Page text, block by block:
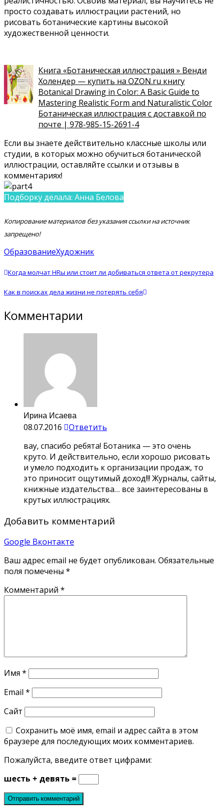
просто создавать иллюстрации растений, но
рисовать ботанические картины высокой
художественной ценности.
Книга «Ботаническая иллюстрация » Венди
Холендер — купить на OZON.ru книгу
Botanical Drawing in Color: A Basic Guide to
Mastering Realistic Form and Naturalistic Color
Ботаническая иллюстрация с доставкой по
почте | 978-985-15-2691-4
Если вы знаете действительно классные школы или
студии, в которых можно обучиться ботанической
иллюстрации, оставляйте ссылки и отзывы в
комментариях!
Подборку делала: Анна Белова
Копирование материалов без указания ссылки на источник
запрещено!
ОбразованиеХудожник
Когда молчат HRы или стоит ли добиваться ответа от рекрутера
Как в поисках дела жизни не потерять себя
Комментарии
Ирина Исаева
08.07.2016
Ответить
вау, спасибо ребята! Ботаника — это очень
круто. И действительно, если хорошо рисовать
и умело подходить к организации продаж, то
это приносит ощутимый доход!!! Журналы, сайты,
книжные издательства… все заинтересованы в
крутых иллюстрациях.
Добавить комментарий
Google Вконтакте
Ваш адрес email не будет опубликован. Обязательные
поля помечены *
Комментарий *
Имя *
Email *
Сайт
Сохранить моё имя, email и адрес сайта в этом
браузере для последующих моих комментариев.
Пожалуйста, введите ответ цифрами:
шесть + девять =